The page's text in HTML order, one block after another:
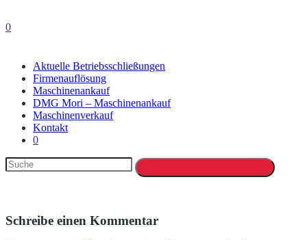
0
Aktuelle Betriebsschließungen
Firmenauflösung
Maschinenankauf
DMG Mori – Maschinenankauf
Maschinenverkauf
Kontakt
0
Schreibe einen Kommentar